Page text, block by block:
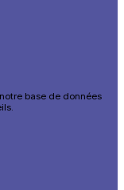
base de données